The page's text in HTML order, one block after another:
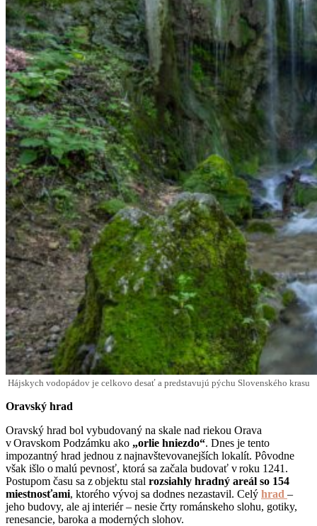
Hájskych vodopádov je celkovo desať a predstavujú pýchu Slovenského krasu
Oravský hrad
Oravský hrad bol vybudovaný na skale nad riekou Orava
v Oravskom Podzámku ako „orlie hniezdo“. Dnes je tento
impozantný hrad jednou z najnavštevovanejších lokalít. Pôvodne
však išlo o malú pevnosť, ktorá sa začala budovať v roku 1241.
Postupom času sa z objektu stal rozsiahly hradný areál so 154
miestnosťami, ktorého vývoj sa dodnes nezastavil. Celý hrad –
jeho budovy, ale aj interiér – nesie črty románskeho slohu, gotiky,
renesancie, baroka a moderných slohov.